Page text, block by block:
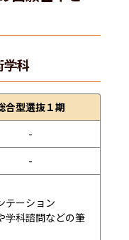
学科
合型選抜１期
-
-
テーション
学科諮問などの筆